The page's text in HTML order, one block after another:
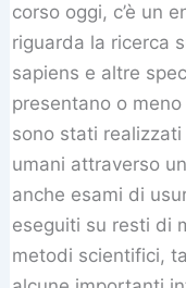
corso oggi, c’è un
riguarda la ricerca
sapiens e altre
presentano o
sono stati
umani attraverso
anche esami di
eseguiti su resti di
metodi scientifici,